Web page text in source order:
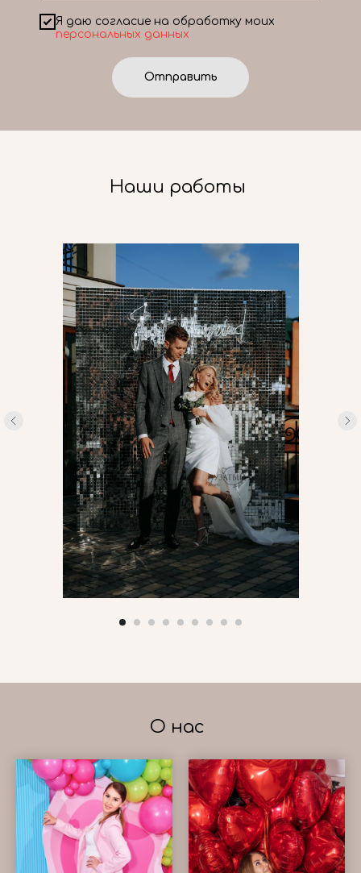
Я даю согласие на обработку моих
персональных данных
Отправить
Наши работы
О нас